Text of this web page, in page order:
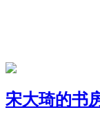
宋大琦的书